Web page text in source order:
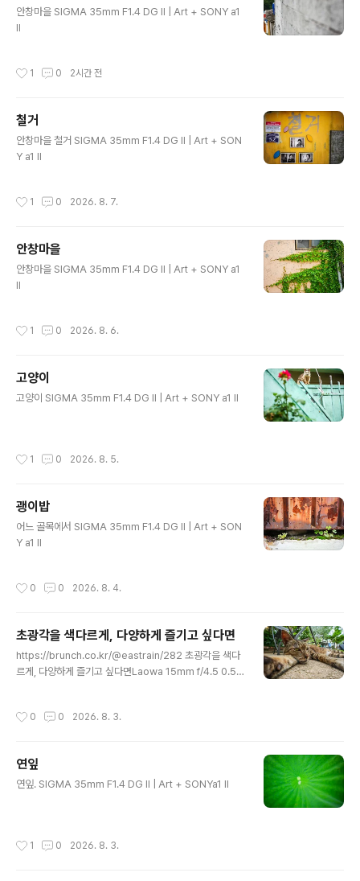
안창마을 SIGMA 35mm F1.4 DG II | Art + SONY a1
II
1 0 2시간 전
철거
안창마을 철거 SIGMA 35mm F1.4 DG II | Art + SON
Y a1 II
1 0 2026. 8. 7.
안창마을
안창마을 SIGMA 35mm F1.4 DG II | Art + SONY a1
II
1 0 2026. 8. 6.
고양이
고양이 SIGMA 35mm F1.4 DG II | Art + SONY a1 II
1 0 2026. 8. 5.
괭이밥
어느 골목에서 SIGMA 35mm F1.4 DG II | Art + SON
Y a1 II
0 0 2026. 8. 4.
초광각을 색다르게, 다양하게 즐기고 싶다면
https://brunch.co.kr/@eastrain/282 초광각을 색다
르게, 다양하게 즐기고 싶다면Laowa 15mm f/4.5 0.5X
n 21mm F4.5가 있었고, 이후 선보인 Zeiss Hologon
0 0 2026. 8. 3.
연잎
연잎. SIGMA 35mm F1.4 DG II | Art + SONYa1 II
1 0 2026. 8. 3.